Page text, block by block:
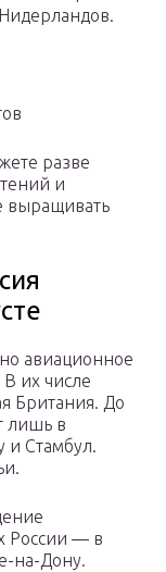
разве
и
выращивать
авиационное
их числе
Британия. До
лишь в
и Стамбул.
России — в
на-Дону.